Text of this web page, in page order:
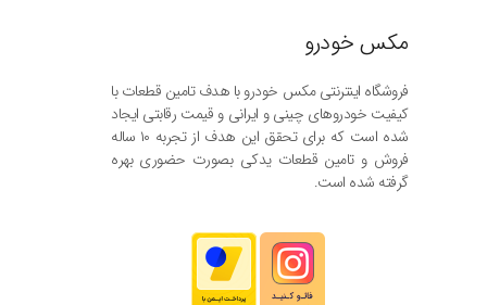
مکس خودرو
فروشگاه اینترنتی مکس خودرو با هدف تامین قطعات با
کیفیت خودروهای چینی و ایرانی و قیمت رقابتی ایجاد
شده است که برای تحقق این هدف از تجربه ۱۰ ساله
فروش و تامین قطعات یدکی بصورت حضوری بهره
گرفته شده است.